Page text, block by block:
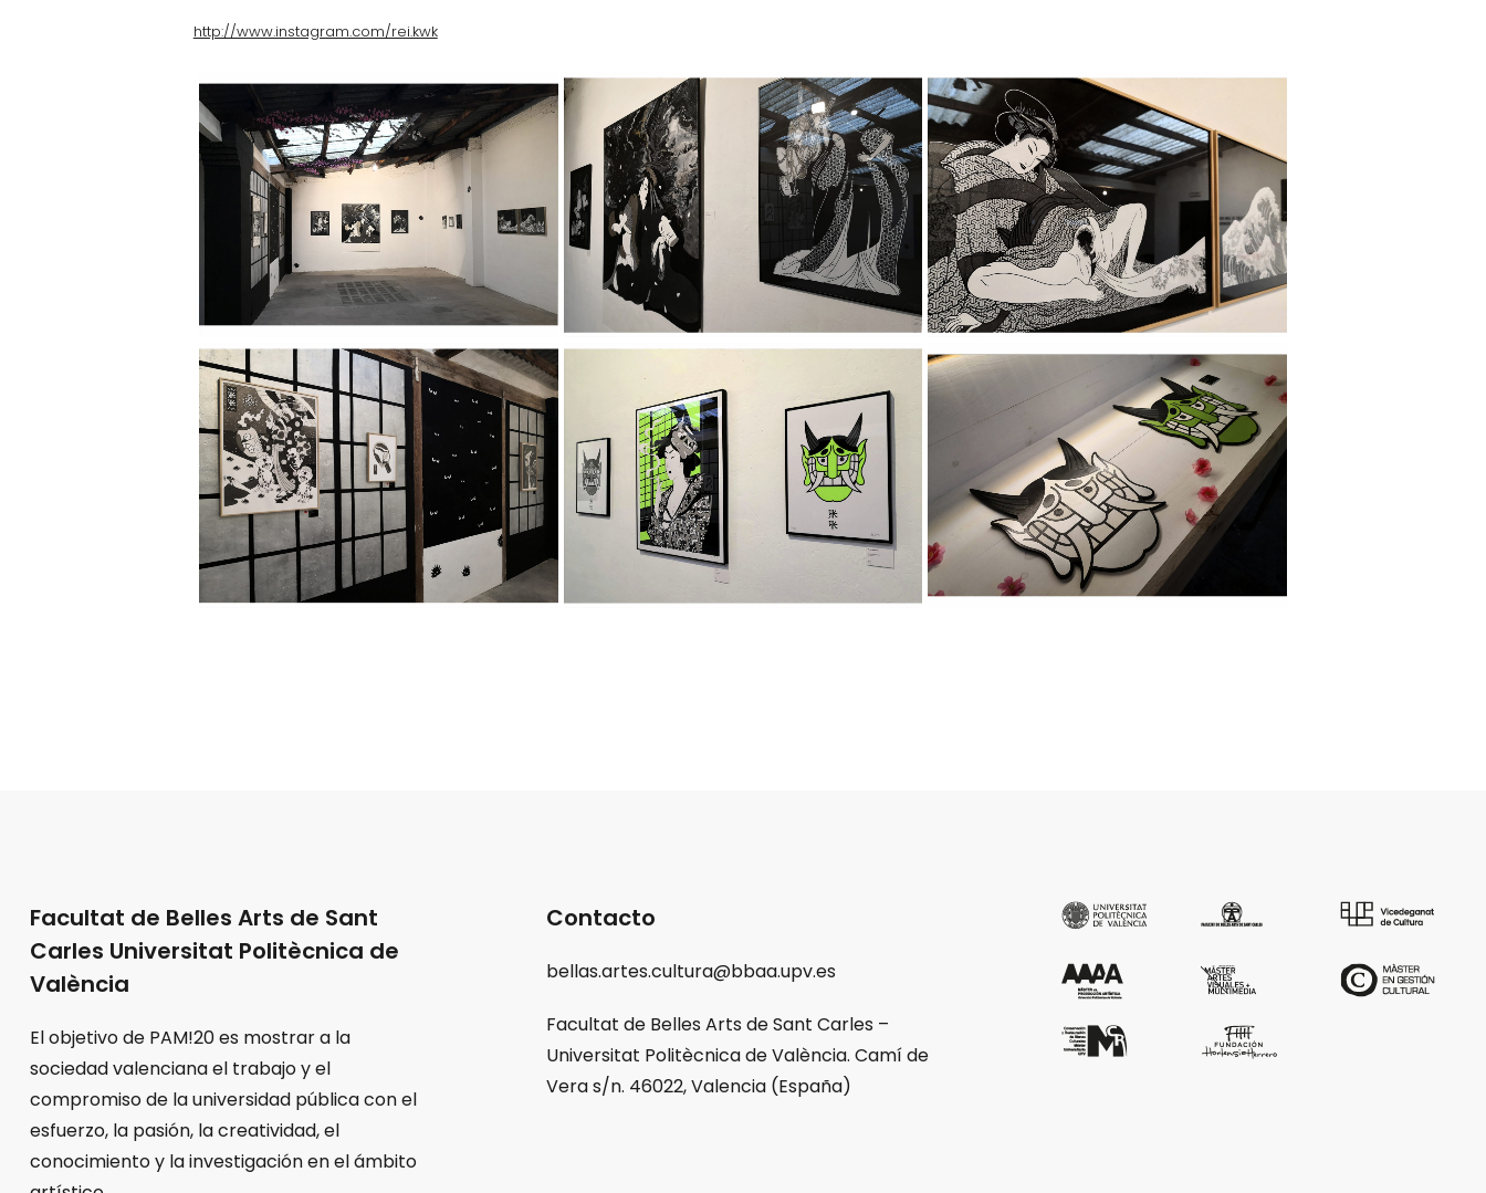
http://www.instagram.com/rei.kwk
Facultat de Belles Arts de Sant
Carles Universitat Politècnica de
València
El objetivo de PAM!20 es mostrar a la
sociedad valenciana el trabajo y el
compromiso de la universidad pública con el
esfuerzo, la pasión, la creatividad, el
conocimiento y la investigación en el ámbito
Contacto
bellas.artes.cultura@bbaa.upv.es
Facultat de Belles Arts de Sant Carles –
Universitat Politècnica de València. Camí de
Vera s/n. 46022, Valencia (España)